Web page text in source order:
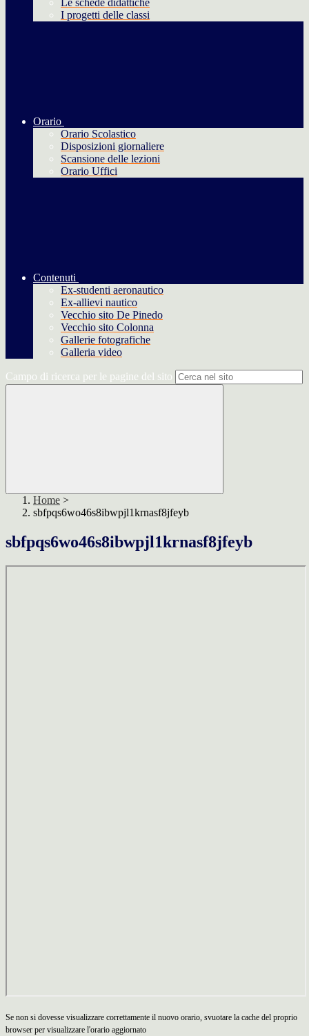
Le schede didattiche
I progetti delle classi
Orario
Orario Scolastico
Disposizioni giornaliere
Scansione delle lezioni
Orario Uffici
Contenuti
Ex-studenti aeronautico
Ex-allievi nautico
Vecchio sito De Pinedo
Vecchio sito Colonna
Gallerie fotografiche
Galleria video
Campo di ricerca per le pagine del sito
Home >
sbfpqs6wo46s8ibwpjl1krnasf8jfeyb
sbfpqs6wo46s8ibwpjl1krnasf8jfeyb
Se non si dovesse visualizzare correttamente il nuovo orario, svuotare la cache del proprio
browser per visualizzare l'orario aggiornato